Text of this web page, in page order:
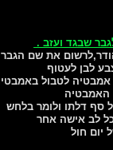
שבגד ועזב .
לבן לעטוף
לטבול באמבטיה